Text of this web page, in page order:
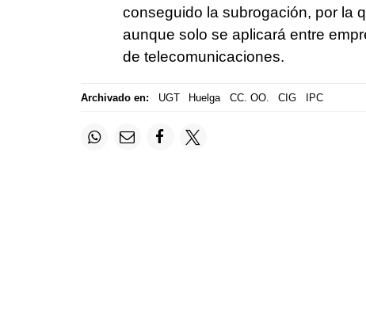
conseguido la subrogación, por la
aunque solo se aplicará entre
de telecomunicaciones.
Archivado en: UGT Huelga CC. OO. CIG IPC